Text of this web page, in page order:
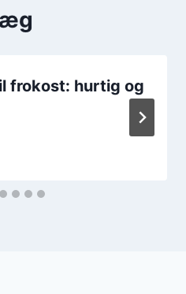
frokost: hurtig og